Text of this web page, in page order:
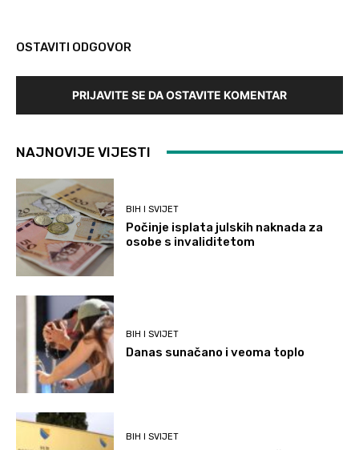
OSTAVITI ODGOVOR
PRIJAVITE SE DA OSTAVITE KOMENTAR
NAJNOVIJE VIJESTI
BIH I SVIJET
Počinje isplata julskih naknada za
osobe s invaliditetom
BIH I SVIJET
Danas sunačano i veoma toplo
BIH I SVIJET